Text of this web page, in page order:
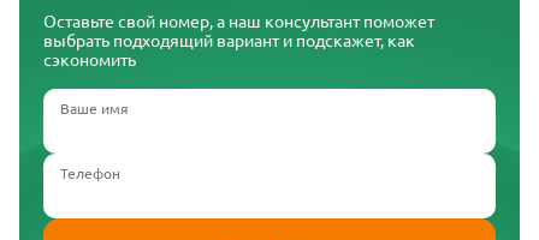
Оставьте свой номер, а наш консультант поможет
выбрать подходящий вариант и подскажет, как
сэкономить
Ваше имя
Телефон